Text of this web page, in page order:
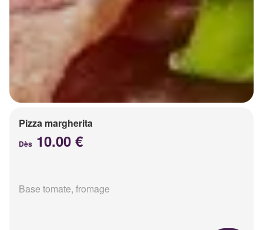
Pizza margherita
Dès 10.00 €
Base tomate, fromage